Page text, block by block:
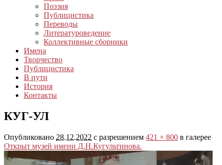
Поэзия
Публицистика
Переводы
Литературоведение
Коллективные сборники
Имена
Творчество
Публицистика
В пути
История
Контакты
КУГ-УЛ
Опубликовано 28.12.2022 с разрешением 421 × 800 в галерее
Открыт музей имени Д.Н.Кугультинова.